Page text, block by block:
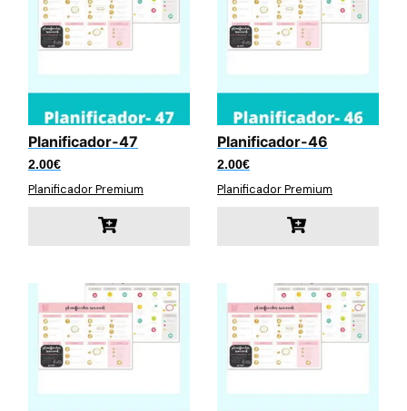
Planificador-47
2.00€
Planificador Premium
Planificador-46
2.00€
Planificador Premium